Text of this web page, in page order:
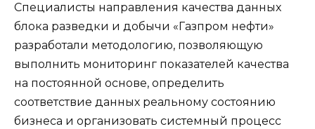
Специалисты направления качества данных
блока разведки и добычи «Газпром нефти»
разработали методологию, позволяющую
выполнить мониторинг показателей качества
на постоянной основе, определить
соответствие данных реальному состоянию
бизнеса и организовать системный процесс